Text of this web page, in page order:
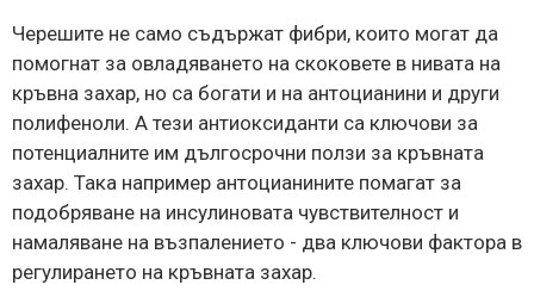
Черешите не само съдържат фибри, които могат да
помогнат за овладяването на скоковете в нивата на
кръвна захар, но са богати и на антоцианини и други
полифеноли. А тези антиоксиданти са ключови за
потенциалните им дългосрочни ползи за кръвната
захар. Така например антоцианините помагат за
подобряване на инсулиновата чувствителност и
намаляване на възпалението - два ключови фактора в
регулирането на кръвната захар.